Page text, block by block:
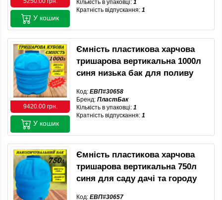
Кількість в упаковці: 1
Кратність відпускання: 1
У кошик
9420.00 грн.
Ємність пластикова харчова
тришарова вертикальна 1000л
синя низька бак для поливу
Код: ЕВП#30658
Бренд: ПластБак
Кількість в упаковці: 1
Кратність відпускання: 1
У кошик
Ємність пластикова харчова
тришарова вертикальна 750л
синя для саду дачі та городу
Код: ЕВП#30657